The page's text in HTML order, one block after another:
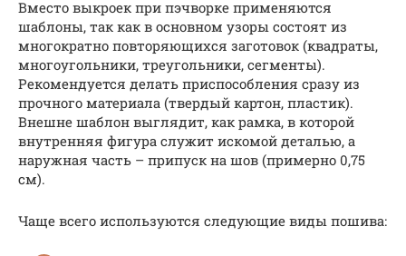
Вместо выкроек при пэчворке применяются
шаблоны, так как в основном узоры состоят из
многократно повторяющихся заготовок (квадраты,
многоугольники, треугольники, сегменты).
Рекомендуется делать приспособления сразу из
прочного материала (твердый картон, пластик).
Внешне шаблон выглядит, как рамка, в которой
внутренняя фигура служит искомой деталью, а
наружная часть – припуск на шов (примерно 0,75
см).
Чаще всего используются следующие виды пошива: